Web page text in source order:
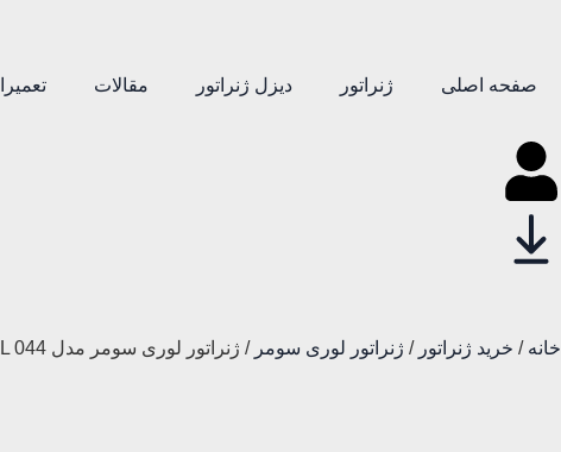
صفحه اصلی ژنراتور دیزل ژنراتور مقالات
خانه / خرید ژنراتور / ژنراتور لوری سومر / ژنراتور لوری سومر مدل TAL 044